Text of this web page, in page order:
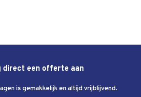
direct een offerte aan
is gemakkelijk en altijd vrijblijvend.